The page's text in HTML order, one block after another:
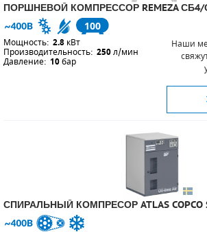
ПОРШНЕВОЙ КОМПРЕССОР REMEZA СБ4/
100
Мощность: 2.8 кВт
Производительность: 250л/мин
Давление: 10бар
Наши
СПИРАЛЬНЫЙ КОМПРЕСОР ATLAS COPCO